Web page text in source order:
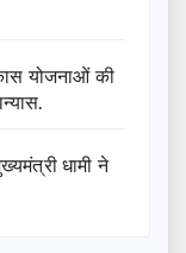
योजनाओं की
धामी ने